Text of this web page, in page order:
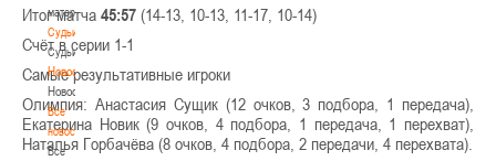
материалы
Судьи
Судьи
Новости
Новости
Все
новости
Все
Итог матча 45:57 (14-13, 10-13, 11-17, 10-14)
Счёт в серии 1-1
Самые результативные игроки
Олимпия: Анастасия Сущик (12 очков, 3 подбора, 1 передача),
Екатерина Новик (9 очков, 4 подбора, 1 передача, 1 перехват),
Наталья Горбачёва (8 очков, 4 подбора, 2 передачи, 4 перехвата).